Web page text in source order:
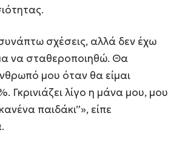
σχέσεις, αλλά δεν έχω
να σταθεροποιηθώ. Θα
μου όταν θα είμαι
Γκρινιάζει λίγο η μάνα μου, μου
παιδάκι”», είπε